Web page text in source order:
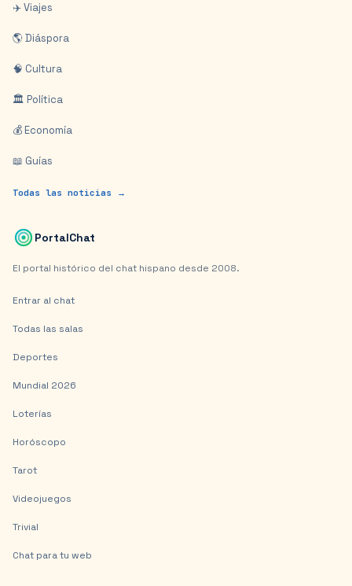
✈️ Viajes
🌎 Diáspora
🧠 Cultura
🏛️ Política
💰 Economía
📖 Guías
Todas las noticias →
PortalChat
El portal histórico del chat hispano desde 2008.
Entrar al chat
Todas las salas
Deportes
Mundial 2026
Loterías
Horóscopo
Tarot
Videojuegos
Trivial
Chat para tu web